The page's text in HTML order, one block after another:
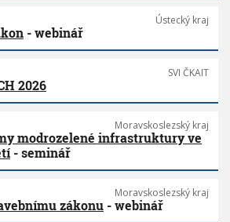
Ústecký kraj
- webinář
SVI ČKAIT
2026
Moravskoslezský kraj
modrozelené infrastruktury ve
- seminář
Moravskoslezský kraj
zákonu - webinář